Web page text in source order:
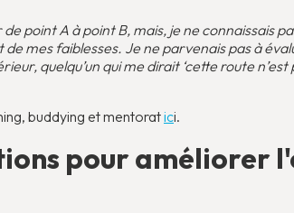
point A à point B, mais, je ne connaissais
mes faiblesses. Je ne parvenais pas à
quelqu’un qui me dirait ‘cette route
buddying et mentoratici.
pour améliorer